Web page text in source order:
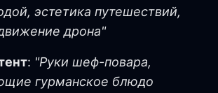
эстетика путешествий,
дрона"
: "Руки шеф-повара,
гурманское блюдо